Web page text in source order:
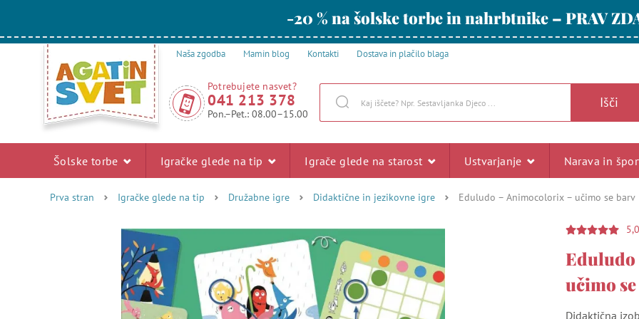
-20 % na šolske torbe in nahrbtnike – PRAV
Naša zgodba Mamin blog Kontakti Dostava in plačilo blaga
Potrebujete nasvet?
041 213 378
Pon.–Pet.: 08.00–15.00
Išči
Šolske torbe Igračke glede na tip Igrače glede na starost Ustvarjanje Narava in
Prva stran Igračke glede na tip Družabne igre Didaktične in jezikovne igre Eduludo – Animocolorix – učimo se barv
5,0
učimo
Didaktična